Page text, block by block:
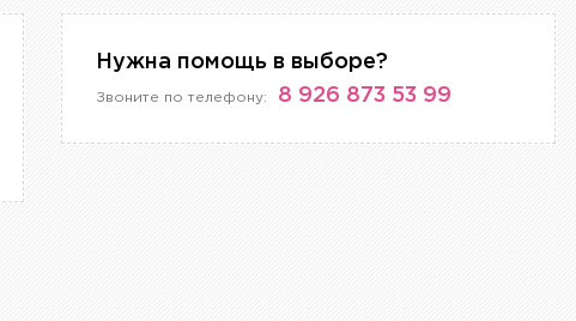
Нужна помощь в выборе?
Звоните по телефону: 8 926 873 53 99